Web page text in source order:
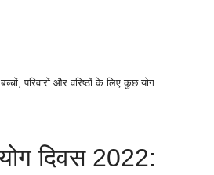
परिवारों और वरिष्ठों के लिए कुछ योग
योग दिवस 2022: